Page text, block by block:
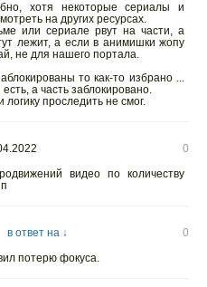
хотя некоторые сериалы и
на других ресурсах.
или сериале рвут на части, а
лежит, а если в анимишки жопу
не для нашего портала.
то как-то избрано ...
а часть заблокировано.
логику проследить не смог.
0
видео по количеству
в ответ на ↓
0
потерю фокуса.